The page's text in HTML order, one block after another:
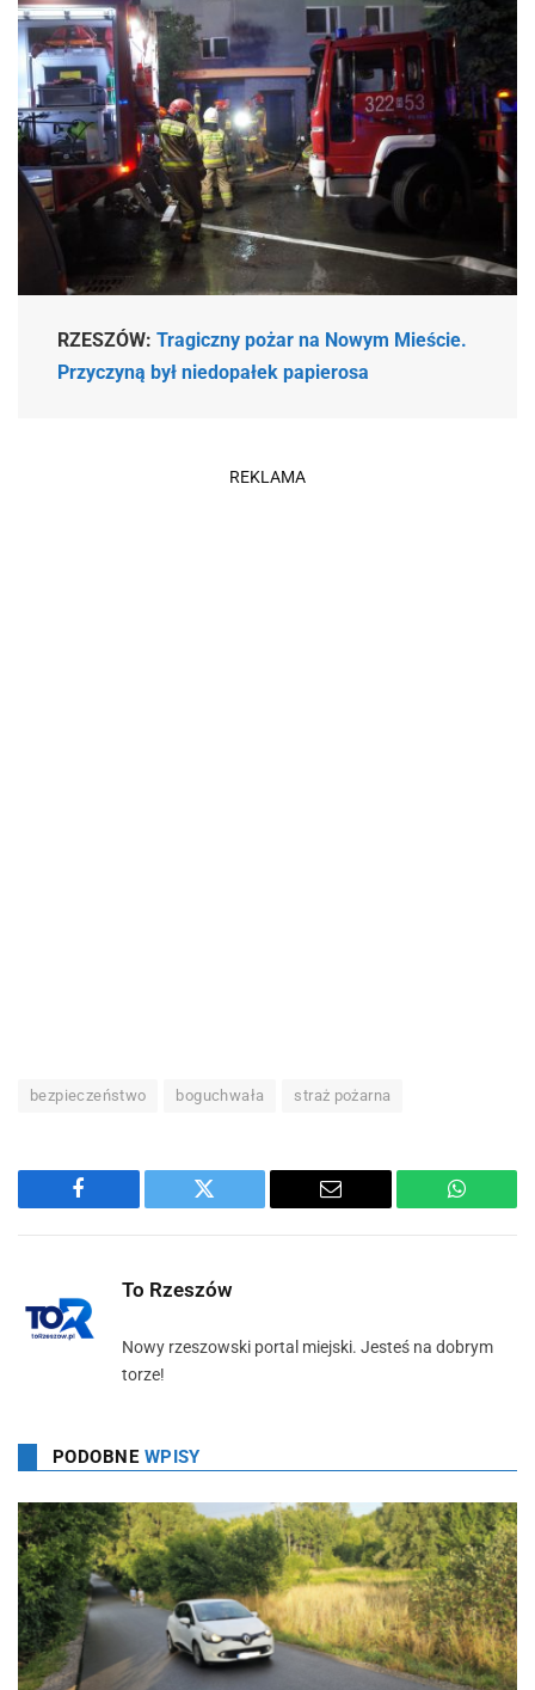
RZESZÓW:Tragiczny pożar na Nowym Mieście.
Przyczyną był niedopałek papierosa
REKLAMA
bezpieczeństwo boguchwała straż pożarna
Facebook Twitter Email
To Rzeszów
Nowy rzeszowski portal miejski. Jesteś na dobrym
torze!
PODOBNE WPISY